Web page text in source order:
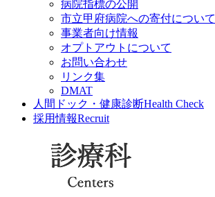
病院指標の公開
市立甲府病院への寄付について
事業者向け情報
オプトアウトについて
お問い合わせ
リンク集
DMAT
人間ドック・健康診断Health Check
採用情報Recruit